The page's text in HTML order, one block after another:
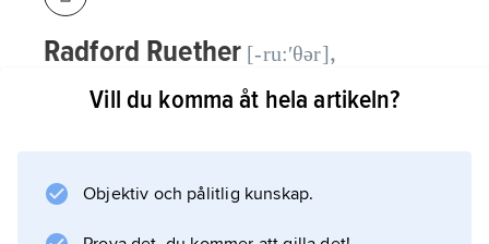
Radford Ruether [-ru:ʹθər],
Rosemary,1936–2022, amerikansk
Theological Seminary i Evanston, Illinois. I sin
forskning studerade hon bland annat
Vill du komma åt hela artikeln?
Objektiv och pålitlig kunskap.